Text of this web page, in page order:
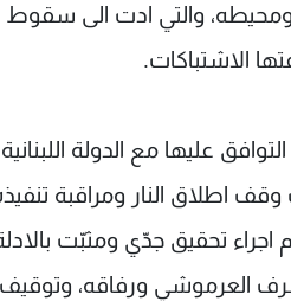
ومحيطه، والتي ادت الى سقوط
الاشتباكات.
عليها مع الدولة
اطلاق النار ومراقبة
اجراء تحقيق جدّي ومثبّت
العرموشي ورفاقه،